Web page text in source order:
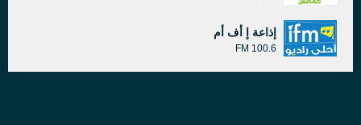
إذاعة إ أف أم
100.6 FM